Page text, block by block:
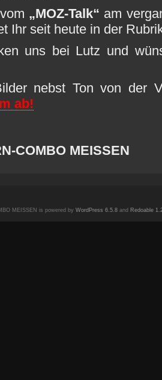
„MOZ-Talk“ am
Ihr seit heute in der
uns bei Lutz und
nebst Ton von der
ab!
COMBO MEISSEN
MEISSEN is powered by WordPress 6.5.8 and Redoable